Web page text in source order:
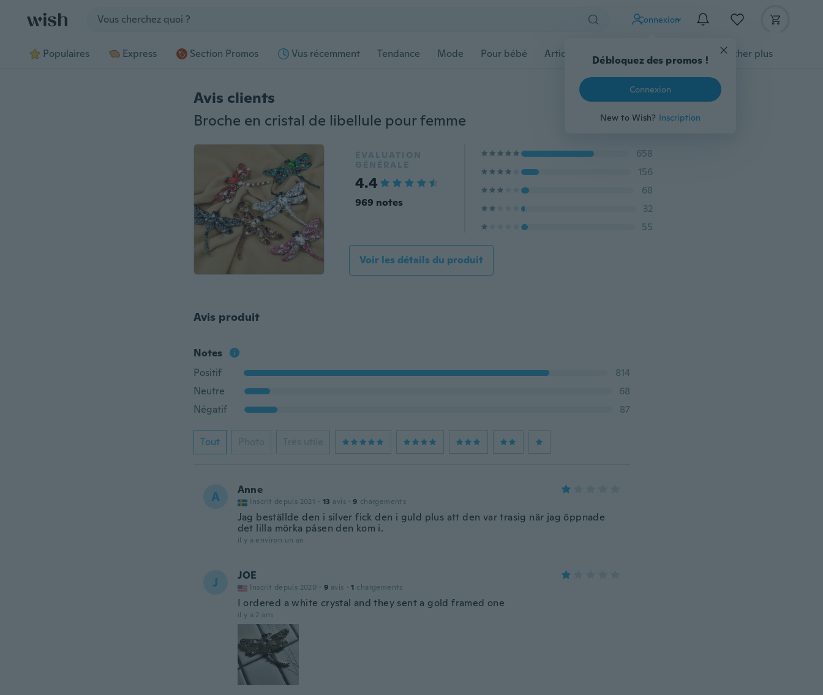
Connexion
Débloquez des promos !
Connexion
New to Wish? Inscription
Populaires Express Section Promos Vus récemment Tendance Mode Pour bébé Articles pour animaux domestiques Afficher plus
Avis clients
Broche en cristal de libellule pour femme
ÉVALUATION
GÉNÉRALE
4.4
969 notes
658
156
68
32
55
Voir les détails du produit
Avis produit
Notes
Positif
814
Neutre
68
Négatif
87
Tout Photo Très utile
A Anne
Inscrit depuis 2021 · 13 avis · 9 chargements
Jag beställde den i silver fick den i guld plus att den var trasig när jag öppnade
det lilla mörka påsen den kom i.
il y a environ un an
J JOE
Inscrit depuis 2020 · 9 avis · 1 chargements
I ordered a white crystal and they sent a gold framed one
il y a 2 ans